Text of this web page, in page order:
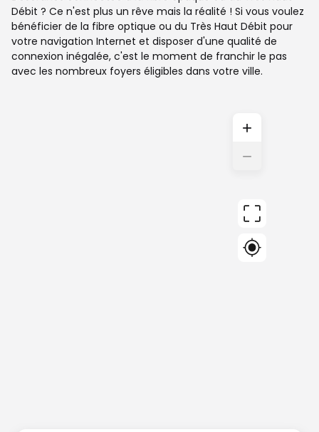
Débit ? Ce n'est plus un rêve mais la réalité ! Si vous voulez
bénéficier de la fibre optique ou du Très Haut Débit pour
votre navigation Internet et disposer d'une qualité de
connexion inégalée, c'est le moment de franchir le pas
avec les nombreux foyers éligibles dans votre ville.
+
−